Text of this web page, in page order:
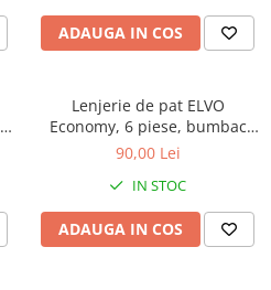
ADAUGA IN COS
Lenjerie de pat ELVO
Economy, 6 piese, bumbac
policoton, crem, cu flori
90,00 Lei
IN STOC
ADAUGA IN COS